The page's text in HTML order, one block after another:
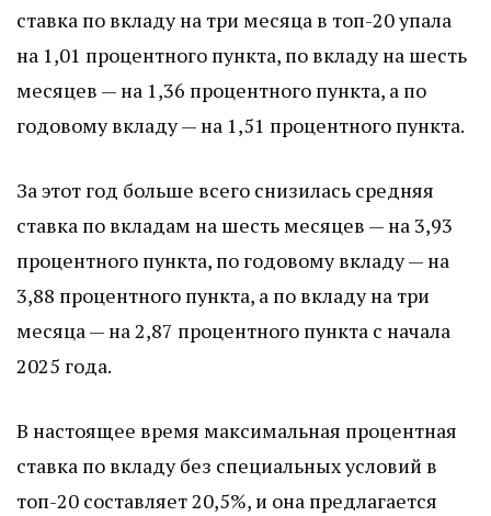
ставка по вкладу на три месяца в топ-20 упала
на 1,01 процентного пункта, по вкладу на шесть
месяцев — на 1,36 процентного пункта, а по
годовому вкладу — на 1,51 процентного пункта.
За этот год больше всего снизилась средняя
ставка по вкладам на шесть месяцев — на 3,93
процентного пункта, по годовому вкладу — на
3,88 процентного пункта, а по вкладу на три
месяца — на 2,87 процентного пункта с начала
2025 года.
В настоящее время максимальная процентная
ставка по вкладу без специальных условий в
топ-20 составляет 20,5%, и она предлагается